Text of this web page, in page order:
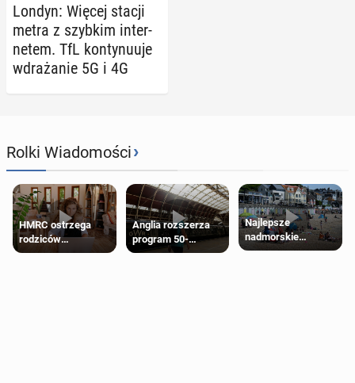
Londyn: Więcej stacji
metra z szybkim in­ter­
ne­tem. TfL kon­ty­nu­uje
wdra­ża­nie 5G i 4G
Rolki Wiadomości›
HMRC ostrzega
rodziców
pobierających Child
Anglia rozszerza
program 50-
procentowych
Najlepsze
nadmorskie
miasteczko blisko